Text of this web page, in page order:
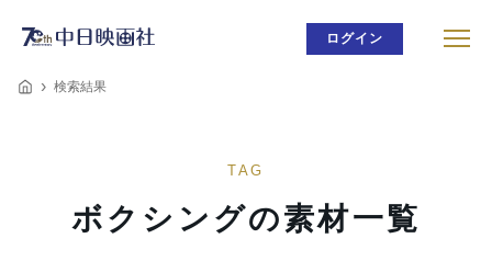
ログイン
検索結果
TAG
ボクシングの素材一覧